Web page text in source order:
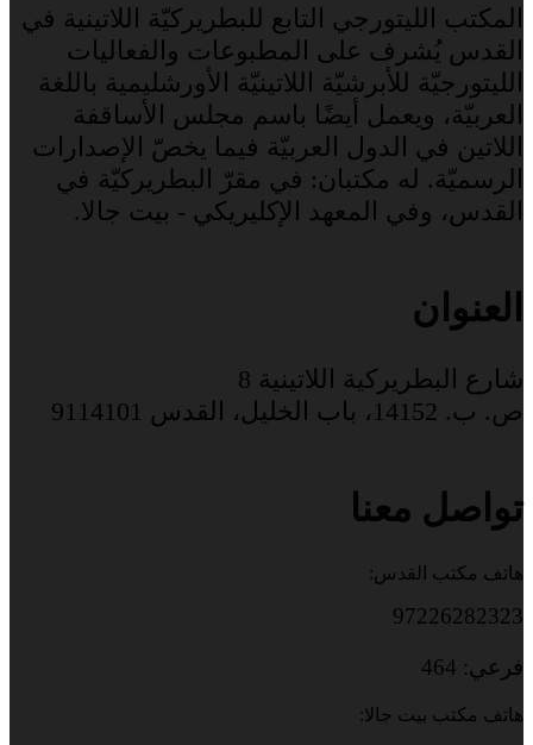
المكتب الليتورجي التابع للبطريركيّة اللاتينية في
القدس يُشرف على المطبوعات والفعاليات
الليتورجيّة للأبرشيّة اللاتينيّة الأورشليمية باللغة
العربيّة، ويعمل أيضًا باسم مجلس الأساقفة
اللاتين في الدول العربيّة فيما يخصّ الإصدارات
الرسميّة. له مكتبان: في مقرّ البطريركيّة في
القدس، وفي المعهد الإكليريكي - بيت جالا.
العنوان
شارع البطريركية اللاتينية 8
ص. ب. 14152، باب الخليل، القدس 9114101
تواصل معنا
هاتف مكتب القدس:
97226282323
فرعي: 464
هاتف مكتب بيت جالا: